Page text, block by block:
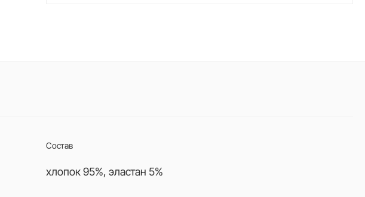
Состав
хлопок 95%, эластан 5%